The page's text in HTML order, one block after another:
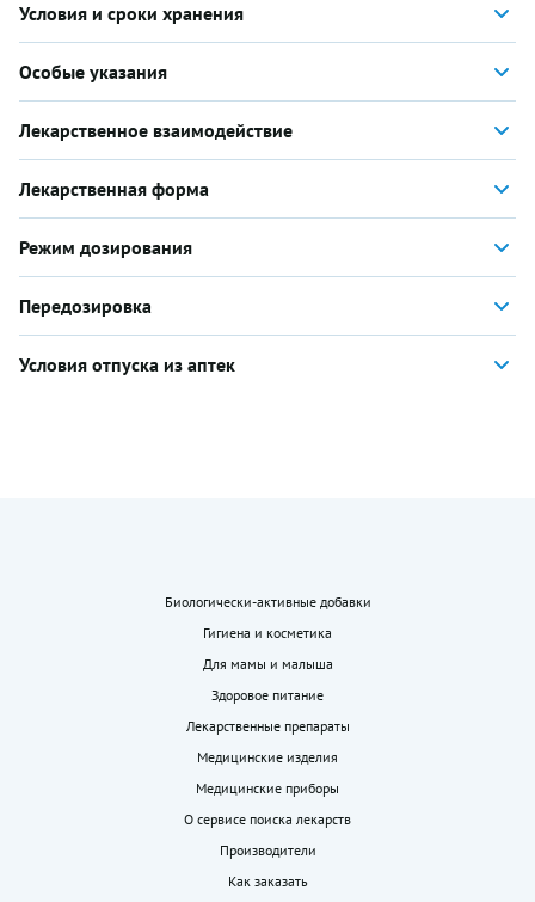
Условия и сроки хранения
Особые указания
Лекарственное взаимодействие
Лекарственная форма
Режим дозирования
Передозировка
Условия отпуска из аптек
Биологически-активные добавки
Гигиена и косметика
Для мамы и малыша
Здоровое питание
Лекарственные препараты
Медицинские изделия
Медицинские приборы
О сервисе поиска лекарств
Производители
Как заказать